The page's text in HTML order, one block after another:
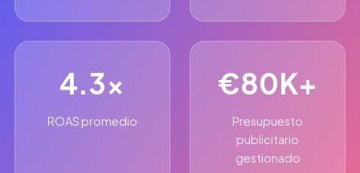
4.3x
ROAS promedio
€80K+
Presupuesto
publicitario
gestionado